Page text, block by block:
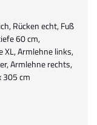
Rücken echt, Fuß
60 cm,
XL, Armlehne links,
Armlehne rechts,
305 cm